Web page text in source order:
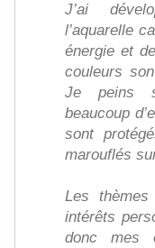
J’ai
l’aquarelle
énergie et
couleurs
Je peins
beaucoup
sont
marouflés
Les
intérêts
donc mes